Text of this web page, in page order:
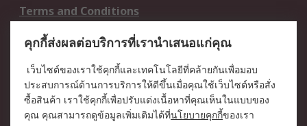
Terms and Conditions
เกี่ยวกับ RS / About RS
RS ทั่วโลก / RS
Worldwide
ข่าวประชาสัมพันธ์ / Press
Centre
คุกกี้ส่งผลต่อบริการที่เรานำเสนอแก่คุณ
เว็บไซต์ของเราใช้คุกกี้และเทคโนโลยีที่คล้ายกันเพื่อมอบ
ประสบการณ์ด้านการบริการให้ดีขึ้นเมื่อคุณใช้เว็บไซต์หรือสั่ง
ซื้อสินค้า เราใช้คุกกี้เพื่อปรับแต่งเนื้อหาที่คุณเห็นในแบบของ
คุณ คุณสามารถดูข้อมูลเพิ่มเติมได้ที่นโยบายคุกกี้ของเรา